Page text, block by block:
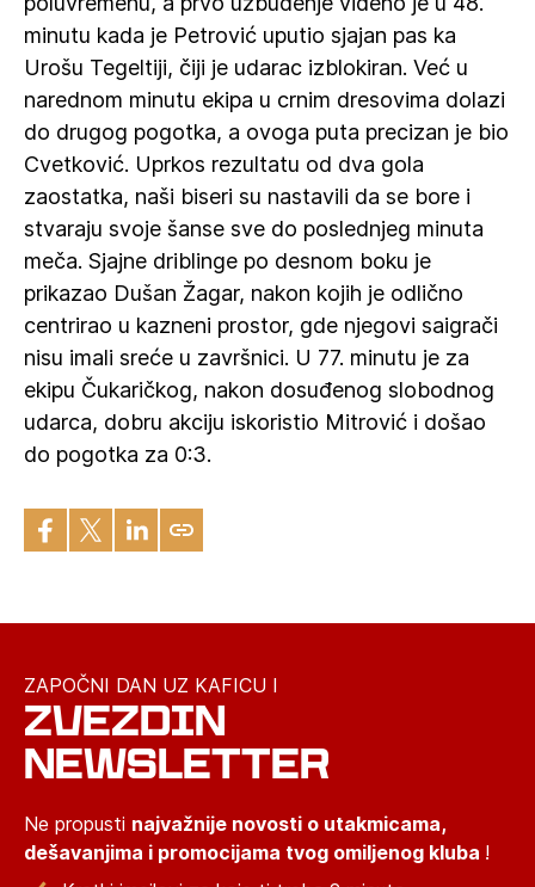
minutu kada je Petrović uputio sjajan pas ka
Urošu Tegeltiji, čiji je udarac izblokiran. Već u
narednom minutu ekipa u crnim dresovima dolazi
do drugog pogotka, a ovoga puta precizan je bio
Cvetković. Uprkos rezultatu od dva gola
zaostatka, naši biseri su nastavili da se bore i
stvaraju svoje šanse sve do poslednjeg minuta
meča. Sjajne driblinge po desnom boku je
prikazao Dušan Žagar, nakon kojih je odlično
centrirao u kazneni prostor, gde njegovi saigrači
nisu imali sreće u završnici. U 77. minutu je za
ekipu Čukaričkog, nakon dosuđenog slobodnog
udarca, dobru akciju iskoristio Mitrović i došao
do pogotka za 0:3.
ZAPOČNI DAN UZ KAFICU I
ZVEZDIN
NEWSLETTER
Ne propusti najvažnije novosti o utakmicama,
dešavanjima i promocijama tvog omiljenog kluba !